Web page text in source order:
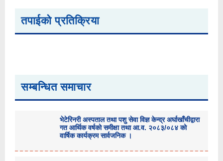
तपाईको प्रतिक्रिया
सम्बन्धित समाचार
भेटेरिनरी अस्पताल तथा पशु सेवा विज्ञ केन्द्र अर्घाखाँचीद्वारा
गत आर्थिक वर्षको समीक्षा तथा आ.व. २०८३/०८४ को
वार्षिक कार्यक्रम सार्वजनिक ।